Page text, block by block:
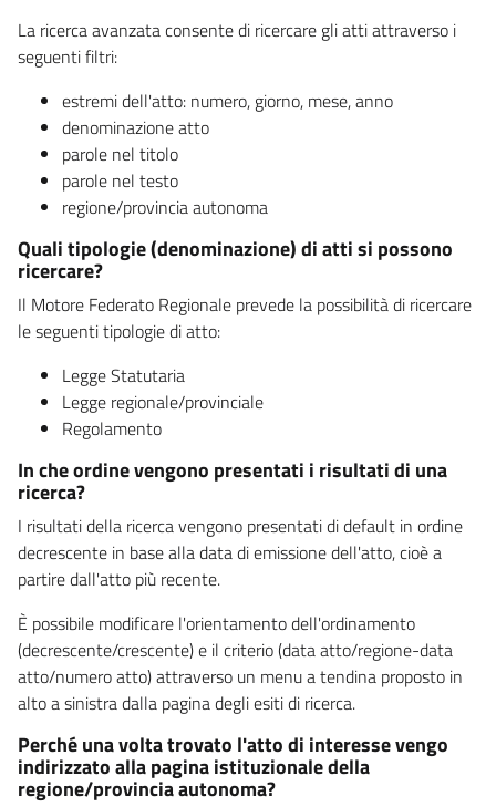
La ricerca avanzata consente di ricercare gli atti attraverso i
seguenti filtri:
estremi dell'atto: numero, giorno, mese, anno
denominazione atto
parole nel titolo
parole nel testo
regione/provincia autonoma
Quali tipologie (denominazione) di atti si possono
ricercare?
Il Motore Federato Regionale prevede la possibilità di ricercare
le seguenti tipologie di atto:
Legge Statutaria
Legge regionale/provinciale
Regolamento
In che ordine vengono presentati i risultati di una
ricerca?
I risultati della ricerca vengono presentati di default in ordine
decrescente in base alla data di emissione dell'atto, cioè a
partire dall'atto più recente.
È possibile modificare l'orientamento dell'ordinamento
(decrescente/crescente) e il criterio (data atto/regione-data
atto/numero atto) attraverso un menu a tendina proposto in
alto a sinistra dalla pagina degli esiti di ricerca.
Perché una volta trovato l'atto di interesse vengo
indirizzato alla pagina istituzionale della
regione/provincia autonoma?